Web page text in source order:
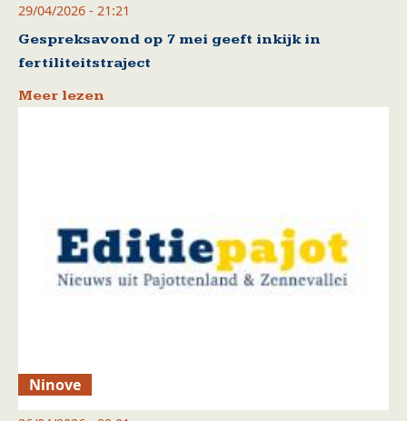
29/04/2026 - 21:21
Gespreksavond op 7 mei geeft inkijk in
fertiliteitstraject
Meer lezen
Ninove